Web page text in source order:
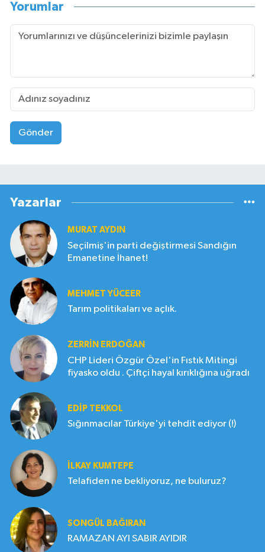
Yorumlar
Gönder
Yazarlar
MURAT AYDIN
Seçilmiş'in parti değiştirmesi Sandığın
Emanetine İhanet!
MEHMET YÜCEER
Tarım politikaları ve açlık.
ZERRIN ERDOĞAN
CHP Lideri Özgür Özel'in Fıstık Mitingi
fiyasko oldu . Çiftçi hayal kırıklığına uğradı
EDIP TEKKOL
Sığınmacılar Türkiye'yi tehdit ediyor (!)
İLKAY KUMTEPE
Telafiden ne bekliyoruz, ne buluruz?
SONGÜL BAĞIRAN
RAMAZAN AYI SABIR AYIDIR